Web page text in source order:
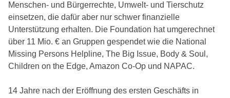
Menschen- und Bürgerrechte, Umwelt- und Tierschutz
einsetzen, die dafür aber nur schwer finanzielle
Unterstützung erhalten. Die Foundation hat umgerechnet
über 11 Mio. € an Gruppen gespendet wie die National
Missing Persons Helpline, The Big Issue, Body & Soul,
Children on the Edge, Amazon Co-Op und NAPAC.
14 Jahre nach der Eröffnung des ersten Geschäfts in